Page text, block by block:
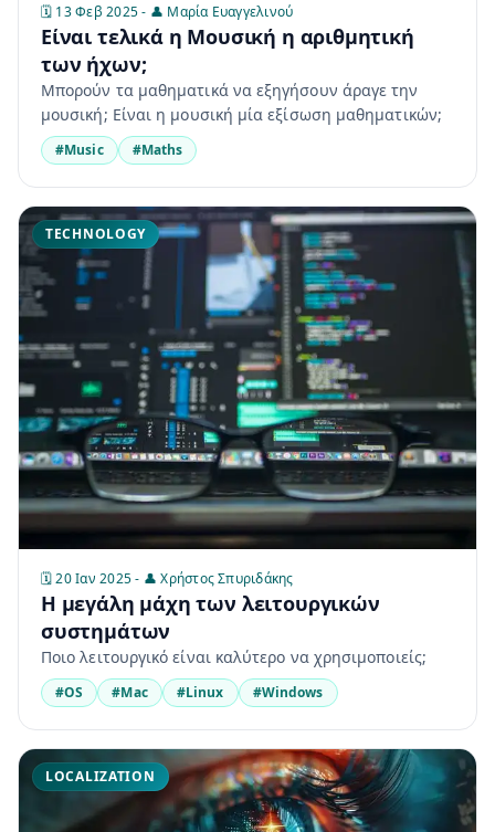
🗓️ 13 Φεβ 2025 - 👤 Μαρία Ευαγγελινού
Είναι τελικά η Μουσική η αριθμητική
των ήχων;
Μπορούν τα μαθηματικά να εξηγήσουν άραγε την
μουσική; Είναι η μουσική μία εξίσωση μαθηματικών;
#Music #Maths
TECHNOLOGY
🗓️ 20 Ιαν 2025 - 👤 Χρήστος Σπυριδάκης
Η μεγάλη μάχη των λειτουργικών
συστημάτων
Ποιο λειτουργικό είναι καλύτερο να χρησιμοποιείς;
#OS #Mac #Linux #Windows
LOCALIZATION